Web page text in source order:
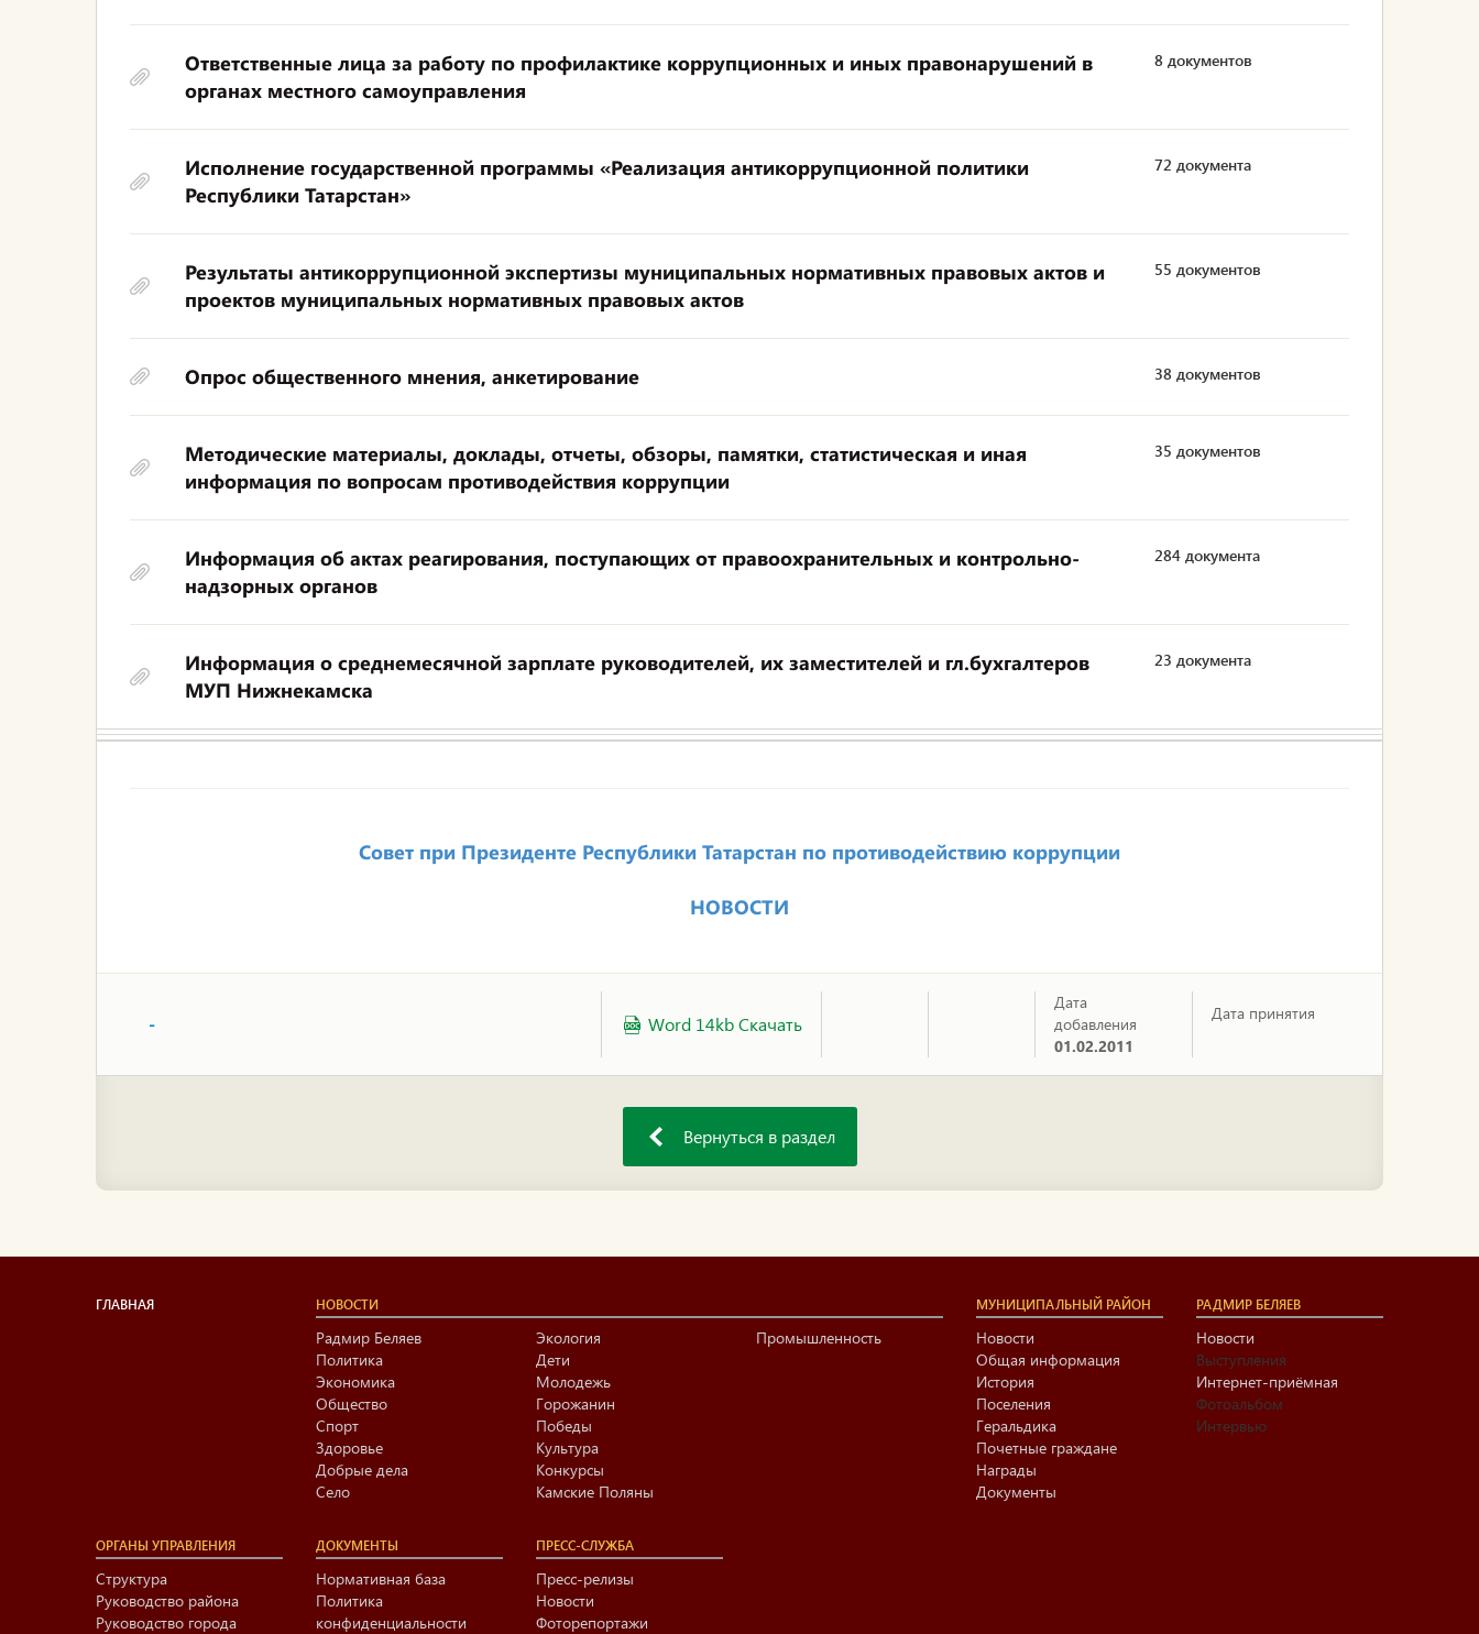
Ответственные лица за работу по профилактике коррупционных и иных правонарушений в
органах местного самоуправления
8 документов
Исполнение государственной программы «Реализация антикоррупционной политики
Республики Татарстан»
72 документа
Результаты антикоррупционной экспертизы муниципальных нормативных правовых актов и
проектов муниципальных нормативных правовых актов
55 документов
Опрос общественного мнения, анкетирование 38 документов
Методические материалы, доклады, отчеты, обзоры, памятки, статистическая и иная
информация по вопросам противодействия коррупции
35 документов
Информация об актах реагирования, поступающих от правоохранительных и контрольно-
надзорных органов
284 документа
Информация о среднемесячной зарплате руководителей, их заместителей и гл.бухгалтеров
МУП Нижнекамска
23 документа
Совет при Президенте Республики Татарстан по противодействию коррупции
НОВОСТИ
- Word 14kb Скачать
Дата
добавления
01.02.2011
Дата принятия
Вернуться в раздел
ГЛАВНАЯ НОВОСТИ
Радмир Беляев
Политика
Экономика
Общество
Спорт
Здоровье
Добрые дела
Село
Экология
Дети
Молодежь
Горожанин
Победы
Культура
Конкурсы
Камские Поляны
Промышленность
МУНИЦИПАЛЬНЫЙ РАЙОН
Новости
Общая информация
История
Поселения
Геральдика
Почетные граждане
Награды
Документы
РАДМИР БЕЛЯЕВ
Новости
Выступления
Интернет-приёмная
Фотоальбом
Интервью
ОРГАНЫ УПРАВЛЕНИЯ
Структура
Руководство района
Руководство города
ДОКУМЕНТЫ
Нормативная база
Политика
конфиденциальности
ПРЕСС-СЛУЖБА
Пресс-релизы
Новости
Фоторепортажи